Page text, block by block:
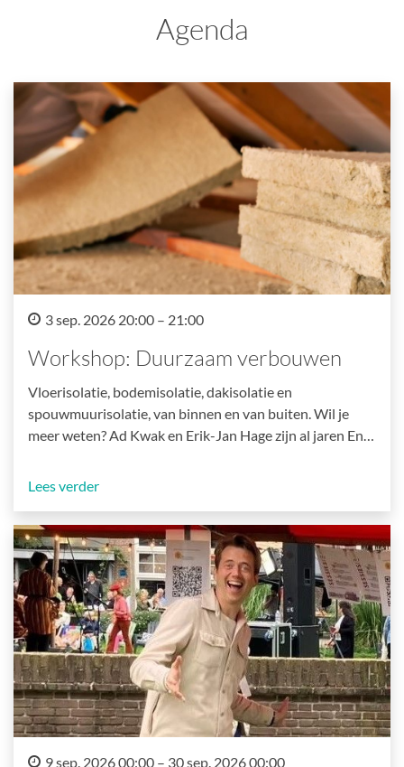
Agenda
3 sep. 2026 20:00 – 21:00
Workshop: Duurzaam verbouwen
Vloerisolatie, bodemisolatie, dakisolatie en
spouwmuurisolatie, van binnen en van buiten. Wil je
meer weten? Ad Kwak en Erik-Jan Hage zijn al jaren En…
Lees verder
9 sep. 2026 00:00 – 30 sep. 2026 00:00